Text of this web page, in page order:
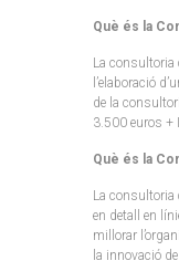
Què és la
La consultoria
l’elaboració
de la
3.500 euros +
Què és la
La consultoria
en detall en
millorar
la innovació